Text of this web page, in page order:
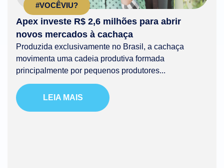
#VOCÊVIU?
Apex investe R$ 2,6 milhões para abrir
novos mercados à cachaça
Produzida exclusivamente no Brasil, a cachaça
movimenta uma cadeia produtiva formada
principalmente por pequenos produtores...
LEIA MAIS